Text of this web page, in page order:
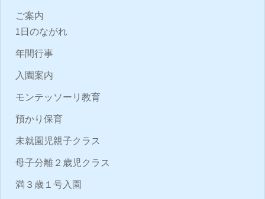
ご案内
1日のながれ
年間行事
入園案内
モンテッソーリ教育
預かり保育
未就園児親子クラス
母子分離２歳児クラス
満３歳１号入園